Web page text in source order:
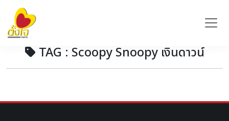
TAG : Scoopy Snoopy เงินดาวน์